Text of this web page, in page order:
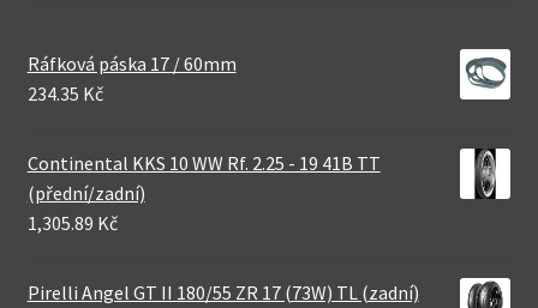
Ráfková páska 17 / 60mm
234.35 Kč
Continental KKS 10 WW Rf. 2.25 - 19 41B TT
(přední/zadní)
1,305.89 Kč
Pirelli Angel GT II 180/55 ZR 17 (73W) TL (zadní)